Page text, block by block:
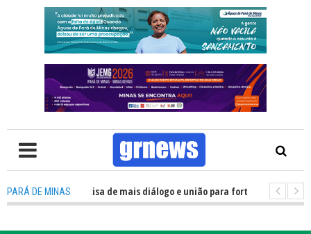
PARÁ DE MINAS
TV: Política precisa de mais diálogo e união para fortalecer Minas e